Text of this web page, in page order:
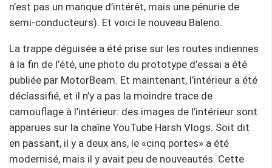
n’est pas un manque d’intérêt, mais une pénurie de
semi-conducteurs). Et voici le nouveau Baleno.
La trappe déguisée a été prise sur les routes indiennes
à la fin de l’été, une photo du prototype d’essai a été
publiée par MotorBeam. Et maintenant, l’intérieur a été
déclassifié, et il n’y a pas la moindre trace de
camouflage à l’intérieur: des images de l’intérieur sont
apparues sur la chaîne YouTube Harsh Vlogs. Soit dit
en passant, il y a deux ans, le «cinq portes» a été
modernisé, mais il y avait peu de nouveautés. Cette